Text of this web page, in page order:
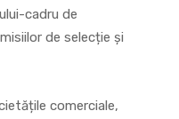
cadru de
de selecție și
comerciale,